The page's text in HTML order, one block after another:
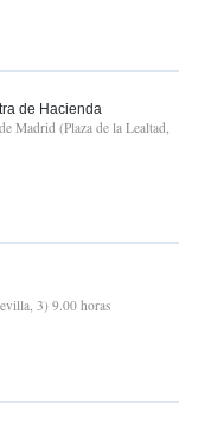
de Hacienda
Madrid (Plaza de la Lealtad,
3) 9.00 horas